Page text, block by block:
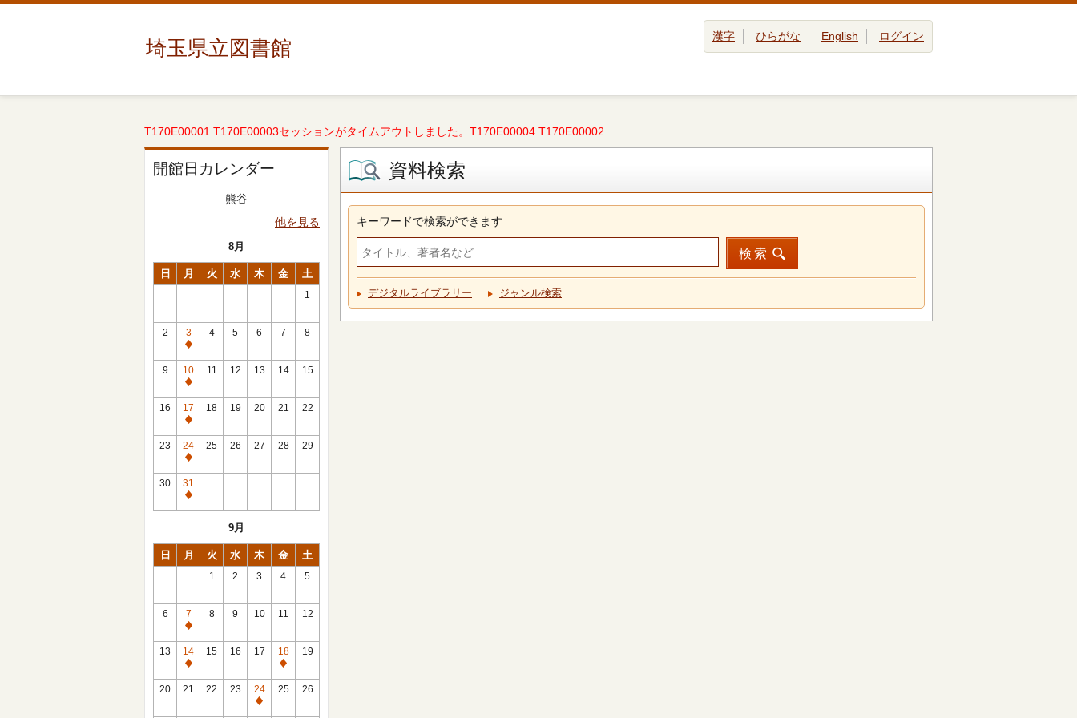
埼玉県立図書館 漢字 ひらがな English ログイン
T170E00001 T170E00003セッションがタイムアウトしました。T170E00004 T170E00002
開館日カレンダー
熊谷
他を見る
8月
日 月 火 水 木 金 土
1
2
3
休
館
日
4 5 6 7 8
9
10
休
館
日
11 12 13 14 15
16
17
休
館
日
18 19 20 21 22
23
24
休
館
日
25 26 27 28 29
30
31
休
9月
日 月 火 水 木 金 土
1 2 3 4 5
6
7
休
館
日
8 9 10 11 12
13
14
休
館
15 16 17
18
休
館
19
20 21 22 23
24
休
25 26
資料検索
キーワードで検索ができます
検索
デジタルライブラリー ジャンル検索